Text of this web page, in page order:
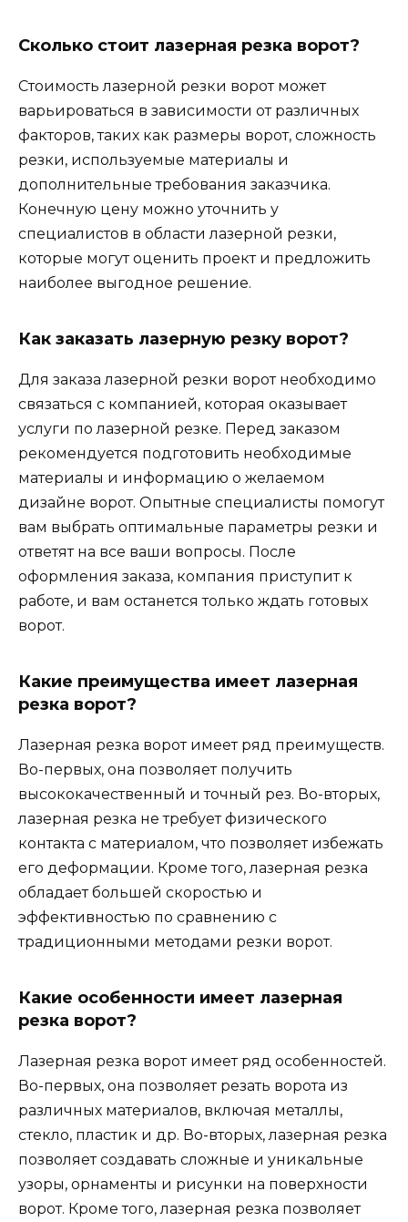
Сколько стоит лазерная резка ворот?
Стоимость лазерной резки ворот может
варьироваться в зависимости от различных
факторов, таких как размеры ворот, сложность
резки, используемые материалы и
дополнительные требования заказчика.
Конечную цену можно уточнить у
специалистов в области лазерной резки,
которые могут оценить проект и предложить
наиболее выгодное решение.
Как заказать лазерную резку ворот?
Для заказа лазерной резки ворот необходимо
связаться с компанией, которая оказывает
услуги по лазерной резке. Перед заказом
рекомендуется подготовить необходимые
материалы и информацию о желаемом
дизайне ворот. Опытные специалисты помогут
вам выбрать оптимальные параметры резки и
ответят на все ваши вопросы. После
оформления заказа, компания приступит к
работе, и вам останется только ждать готовых
ворот.
Какие преимущества имеет лазерная
резка ворот?
Лазерная резка ворот имеет ряд преимуществ.
Во-первых, она позволяет получить
высококачественный и точный рез. Во-вторых,
лазерная резка не требует физического
контакта с материалом, что позволяет избежать
его деформации. Кроме того, лазерная резка
обладает большей скоростью и
эффективностью по сравнению с
традиционными методами резки ворот.
Какие особенности имеет лазерная
резка ворот?
Лазерная резка ворот имеет ряд особенностей.
Во-первых, она позволяет резать ворота из
различных материалов, включая металлы,
стекло, пластик и др. Во-вторых, лазерная резка
позволяет создавать сложные и уникальные
узоры, орнаменты и рисунки на поверхности
ворот. Кроме того, лазерная резка позволяет